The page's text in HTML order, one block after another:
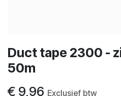
Duct tape 2300 -
50m
€ 9,96 Exclusief btw